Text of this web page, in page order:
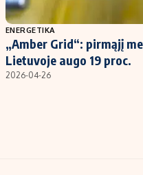
Populiarios temos
Investavimas
Akcijų rinka
ENERGETIKA
„Amber Grid“: pirmąjį
Lietuvoje augo 19 proc.
2026-04-26